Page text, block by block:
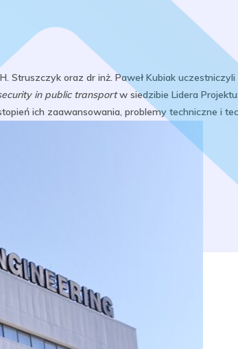
Struszczyk oraz dr inż. Paweł Kubiak
in public transportw siedzibie Lidera
ich zaawansowania, problemy techniczne i